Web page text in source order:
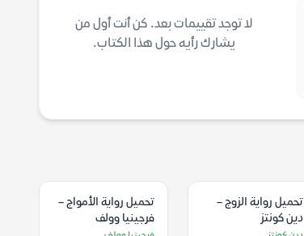
لا توجد تقييمات بعد. كن أنت أول من
يشارك رأيه حول هذا الكتاب.
تحميل رواية الزوج –
دين كونتز
تحميل رواية الأمواج –
فرجينيا وولف